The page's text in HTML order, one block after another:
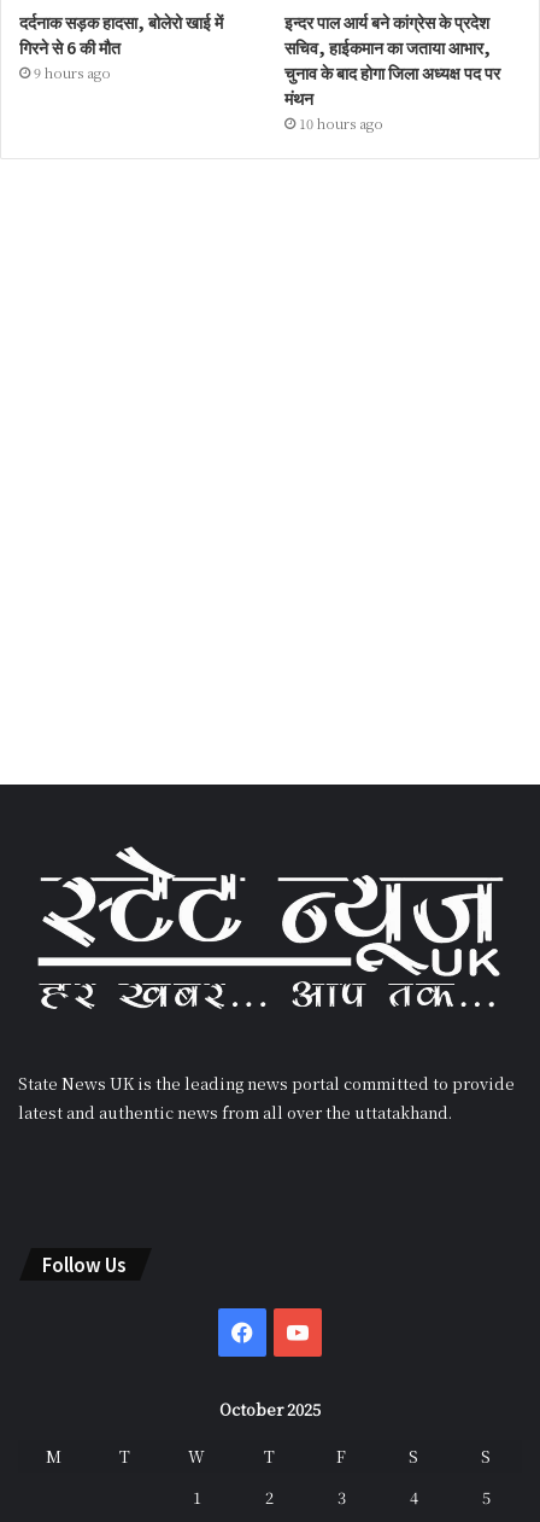
दर्दनाक सड़क हादसा, बोलेरो खाई में
गिरने से 6 की मौत
9 hours ago
इन्दर पाल आर्य बने कांग्रेस के प्रदेश
सचिव, हाईकमान का जताया आभार,
चुनाव के बाद होगा जिला अध्यक्ष पद पर
मंथन
10 hours ago
State News UK is the leading news portal committed to provide
latest and authentic news from all over the uttatakhand.
Follow Us
Facebook
October 2025
M T W T F S
S
1
2 3 4 5